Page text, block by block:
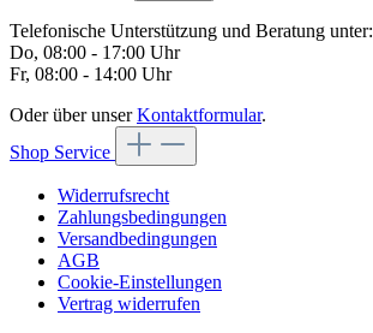
Telefonische Unterstützung und Beratung unter:
Do, 08:00 - 17:00 Uhr
Fr, 08:00 - 14:00 Uhr
Oder über unserKontaktformular.
Shop Service
Widerrufsrecht
Zahlungsbedingungen
Versandbedingungen
AGB
Cookie-Einstellungen
Vertrag widerrufen